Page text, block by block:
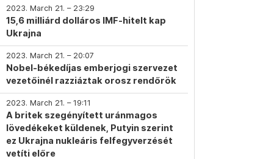
2023. March 21. – 23:29
15,6 milliárd dolláros IMF-hitelt kap
Ukrajna
2023. March 21. – 20:07
Nobel-békedíjas emberjogi szervezet
vezetőinél razziáztak orosz rendőrök
2023. March 21. – 19:11
A britek szegényített uránmagos
lövedékeket küldenek, Putyin szerint
ez Ukrajna nukleáris felfegyverzését
vetíti előre